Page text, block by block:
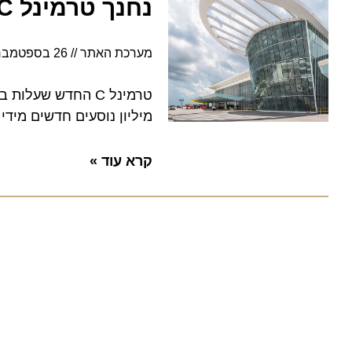
נחנך טרמינל C החדש בנמל התעופה הבינלאומי של אורלנדו
מערכת האתר 26 בספטמבר 2022
מיליון נוסעים חדשים מידי
קרא עוד »